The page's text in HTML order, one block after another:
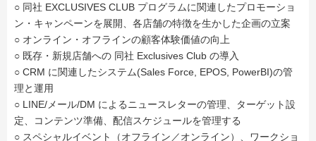
○ 同社 EXCLUSIVES CLUB プログラムに関連したプロモーショ
ン・キャンペーンを展開、各店舗の特徴を生かした企画の立案
○ オンライン・オフラインの顧客体験価値の向上
○ 既存・新規店舗への 同社 Exclusives Club の導入
○ CRM に関連したシステム(Sales Force, EPOS, PowerBI)の管
理と運用
○ LINE/メール/DM によるニュースレターの管理、ターゲット設
定、コンテンツ準備、配信スケジュールを管理する
○ スペシャルイベント（オフライン／オンライン）、ワークショ